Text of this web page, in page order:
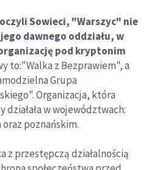
Sowieci, "Warszyc" nie
dawnego oddziału, w
pod kryptonim
to:"Walka z Bezprawiem", a
Grupa
Organizacja, która
działała w województwach:
poznańskim.
z przestępczą działalnością